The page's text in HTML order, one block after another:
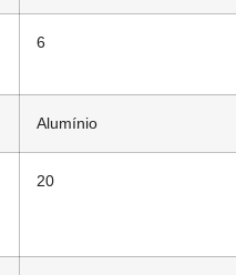
6
Alumínio
20